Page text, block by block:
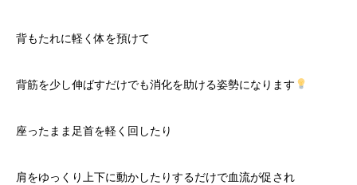
背もたれに軽く体を預けて
背筋を少し伸ばすだけでも消化を助ける姿勢になります
座ったまま足首を軽く回したり
肩をゆっくり上下に動かしたりするだけで血流が促され